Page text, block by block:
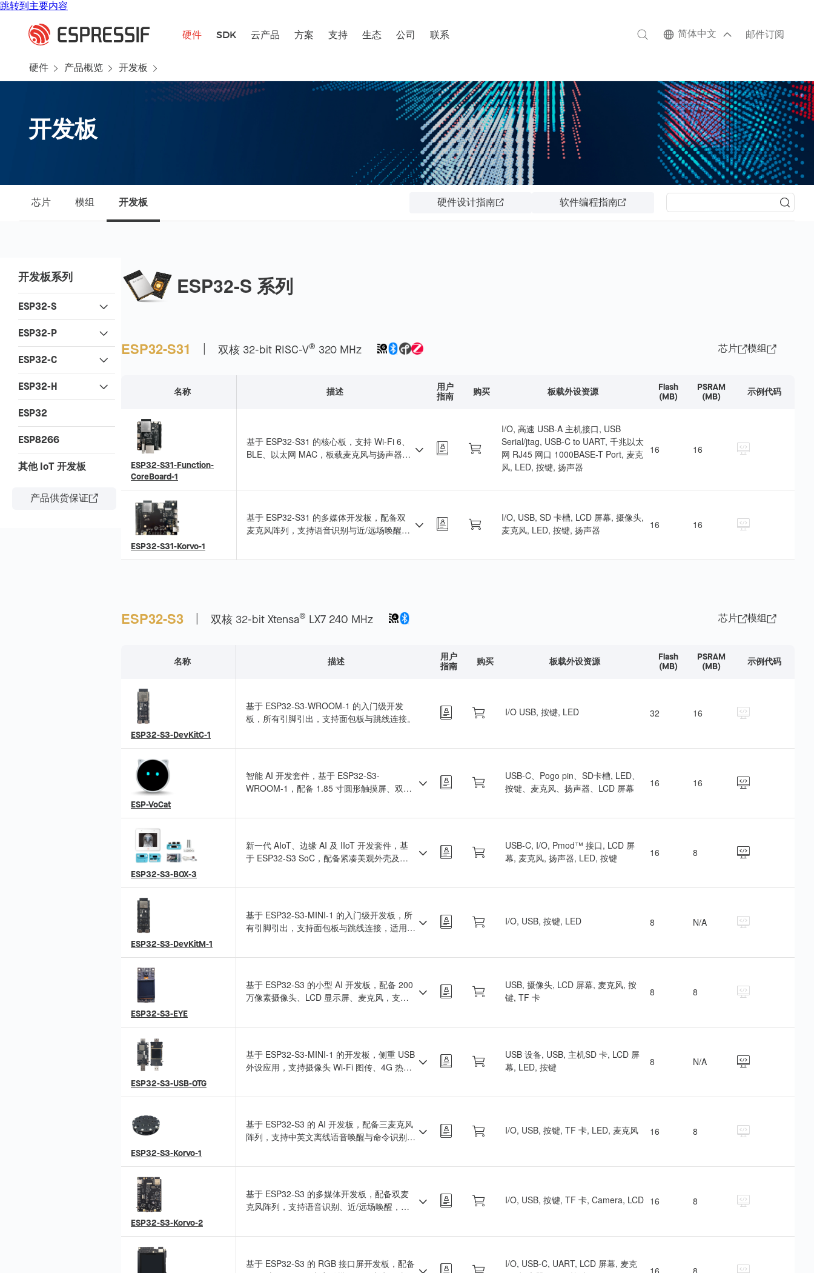
跳转到主要内容
硬件 SDK 云产品 方案 支持 生态 公司 联系 简体中文 邮件订阅
硬件 产品概览 开发板
开发板
芯片 模组 开发板 硬件设计指南 软件编程指南
开发板系列
ESP32-S
ESP32-P
ESP32-C
ESP32-H
ESP32
ESP8266
其他 IoT 开发板
产品供货保证
ESP32-S 系列
ESP32-S31 双核 32-bit RISC-V® 320 MHz 芯片 模组
名称 描述
用户
指南
购买 板载外设资源
Flash
(MB)
PSRAM
(MB)
示例代码
ESP32-S31-Function-
CoreBoard-1
基于 ESP32-S31 的核心板，支持 Wi-Fi 6、
BLE、以太网 MAC，板载麦克风与扬声器接
I/O, 高速 USB-A 主机接口, USB
Serial/jtag, USB-C to UART, 千兆以太
网 RJ45 网口 1000BASE-T Port, 麦克
风, LED, 按键, 扬声器
16 16
ESP32-S31-Korvo-1
基于 ESP32-S31 的多媒体开发板，配备双
麦克风阵列，支持语音识别与近/远场唤醒，
I/O, USB, SD 卡槽, LCD 屏幕, 摄像头,
麦克风, LED, 按键, 扬声器
16 16
ESP32-S3 双核 32-bit Xtensa® LX7 240 MHz 芯片 模组
名称 描述
用户
指南
购买 板载外设资源
Flash
(MB)
PSRAM
(MB)
示例代码
ESP32-S3-DevKitC-1
基于 ESP32-S3-WROOM-1 的入门级开发
板，所有引脚引出，支持面包板与跳线连接。
I/O USB, 按键, LED 32 16
ESP-VoCat
智能 AI 开发套件，基于 ESP32-S3-
WROOM-1，配备 1.85 寸圆形触摸屏、双麦
USB-C、Pogo pin、SD卡槽, LED、
按键、麦克风、扬声器、LCD 屏幕
16 16
ESP32-S3-BOX-3
新一代 AIoT、边缘 AI 及 IIoT 开发套件，基
于 ESP32-S3 SoC，配备紧凑美观外壳及功
USB-C, I/O, Pmod™ 接口, LCD 屏
幕, 麦克风, 扬声器, LED, 按键
16 8
ESP32-S3-DevKitM-1
基于 ESP32-S3-MINI-1 的入门级开发板，所
有引脚引出，支持面包板与跳线连接，适用于
I/O, USB, 按键, LED 8 N/A
ESP32-S3-EYE
基于 ESP32-S3 的小型 AI 开发板，配备 200
万像素摄像头、LCD 显示屏、麦克风，支持
USB, 摄像头, LCD 屏幕, 麦克风, 按
键, TF 卡
8 8
ESP32-S3-USB-OTG
基于 ESP32-S3-MINI-1 的开发板，侧重 USB
外设应用，支持摄像头 Wi-Fi 图传、4G 热点
USB 设备, USB, 主机SD 卡, LCD 屏
幕, LED, 按键
8 N/A
ESP32-S3-Korvo-1
基于 ESP32-S3 的 AI 开发板，配备三麦克风
阵列，支持中英文离线语音唤醒与命令识别，
I/O, USB, 按键, TF 卡, LED, 麦克风 16 8
ESP32-S3-Korvo-2
基于 ESP32-S3 的多媒体开发板，配备双麦
克风阵列，支持语音识别、近/远场唤醒，集
I/O, USB, 按键, TF 卡, Camera, LCD 16 8
基于 ESP32-S3 的 RGB 接口屏开发板，配备
I/O, USB-C, UART, LCD 屏幕, 麦克